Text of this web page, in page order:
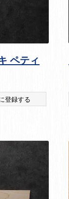
ペティ
登録する